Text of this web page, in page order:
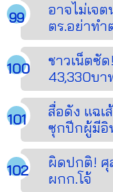
อาจไม่เจ
ตร.อย่าทำ
ชาวเน็ตซัด
43,330บา
สื่อดัง แฉเ
ซุกปีกผู้มีอิ
ผิดปกติ! ศุ
ผกก.โจ้